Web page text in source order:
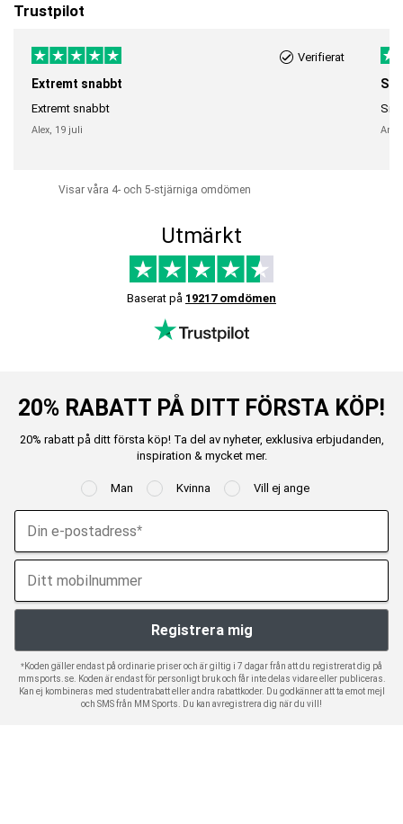
Trustpilot
Verifierat
Extremt snabbt
Extremt snabbt
Alex, 19 juli
Visar våra 4- och 5-stjärniga omdömen
Utmärkt
Baserat på 19217 omdömen
20% RABATT PÅ DITT FÖRSTA KÖP!
20% rabatt på ditt första köp! Ta del av nyheter, exklusiva erbjudanden,
inspiration & mycket mer.
Man Kvinna Vill ej ange
*Koden gäller endast på ordinarie priser och är giltig i 7 dagar från att du registrerat dig på
mmsports.se. Koden är endast för personligt bruk och får inte delas vidare eller publiceras.
Kan ej kombineras med studentrabatt eller andra rabattkoder. Du godkänner att ta emot mejl
och SMS från MM Sports. Du kan avregistrera dig när du vill!